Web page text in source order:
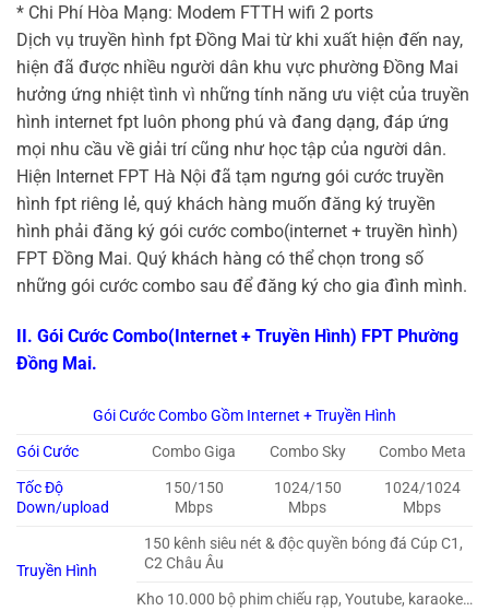
* Chi Phí Hòa Mạng: Modem FTTH wifi 2 ports
Dịch vụ truyền hình fpt Đồng Mai từ khi xuất hiện đến nay,
hiện đã được nhiều người dân khu vực phường Đồng Mai
hưởng ứng nhiệt tình vì những tính năng ưu việt của truyền
hình internet fpt luôn phong phú và đang dạng, đáp ứng
mọi nhu cầu về giải trí cũng như học tập của người dân.
Hiện Internet FPT Hà Nội đã tạm ngưng gói cước truyền
hình fpt riêng lẻ, quý khách hàng muốn đăng ký truyền
hình phải đăng ký gói cước combo(internet + truyền hình)
FPT Đồng Mai. Quý khách hàng có thể chọn trong số
những gói cước combo sau để đăng ký cho gia đình mình.
II. Gói Cước Combo(Internet + Truyền Hình) FPT Phường
Đồng Mai.
Gói Cước Combo Gồm Internet + Truyền Hình
Gói Cước
Combo Giga Combo Sky
Combo Meta
Tốc Độ
Down/upload
150/150
Mbps
1024/150
Mbps
1024/1024
Mbps
Truyền Hình
150 kênh siêu nét & độc quyền bóng đá Cúp C1,
C2 Châu Âu
Kho 10.000 bộ phim chiếu rạp, Youtube, karaoke…